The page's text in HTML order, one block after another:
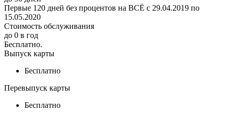
Первые 120 дней без процентов на ВСЁ с 29.04.2019 по
15.05.2020
Стоимость обслуживания
до 0 в год
Бесплатно.
Выпуск карты
Бесплатно
Перевыпуск карты
Бесплатно